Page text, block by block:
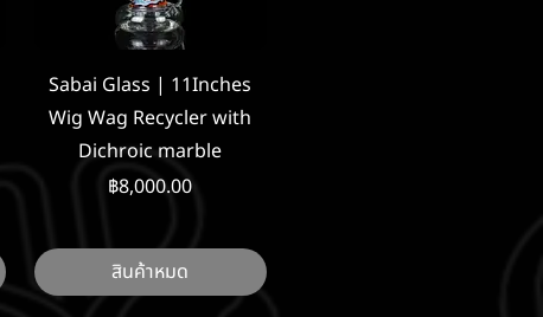
ดูข้อมูลด่วน
Sabai Glass | 11Inches
Wig Wag Recycler with
Dichroic marble
ราคา
฿8,000.00
สินค้าหมด